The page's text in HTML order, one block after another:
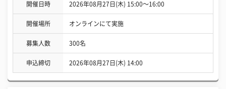
開催日時 2026年08月27日(木) 15:00〜16:00
開催場所 オンラインにて実施
募集人数 300名
申込締切 2026年08月27日(木) 14:00